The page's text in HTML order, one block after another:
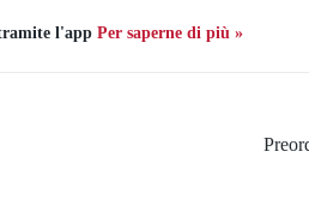
l'app Per saperne di più »